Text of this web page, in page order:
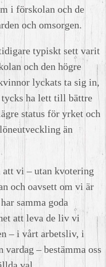
i förskolan och de
och omsorgen.
typiskt sett varit
och den högre
lyckats ta sig in,
tycks ha lett till bättre
status för yrket och
än
att vi – utan kvotering
och oavsett om vi är
samma goda
att leva de liv vi
– i vårt arbetsliv, i
– bestämma oss